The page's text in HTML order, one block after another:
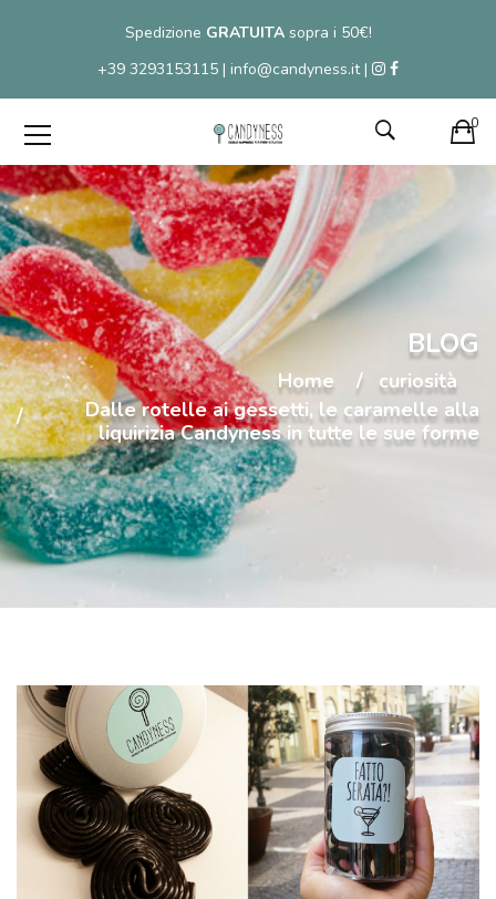
Spedizione GRATUITAsopra i 50€!
+39 3293153115 | info@candyness.it |
0
BLOG
Home
curiosità
Dalle rotelle ai gessetti, le caramelle alla
liquirizia Candyness in tutte le sue forme